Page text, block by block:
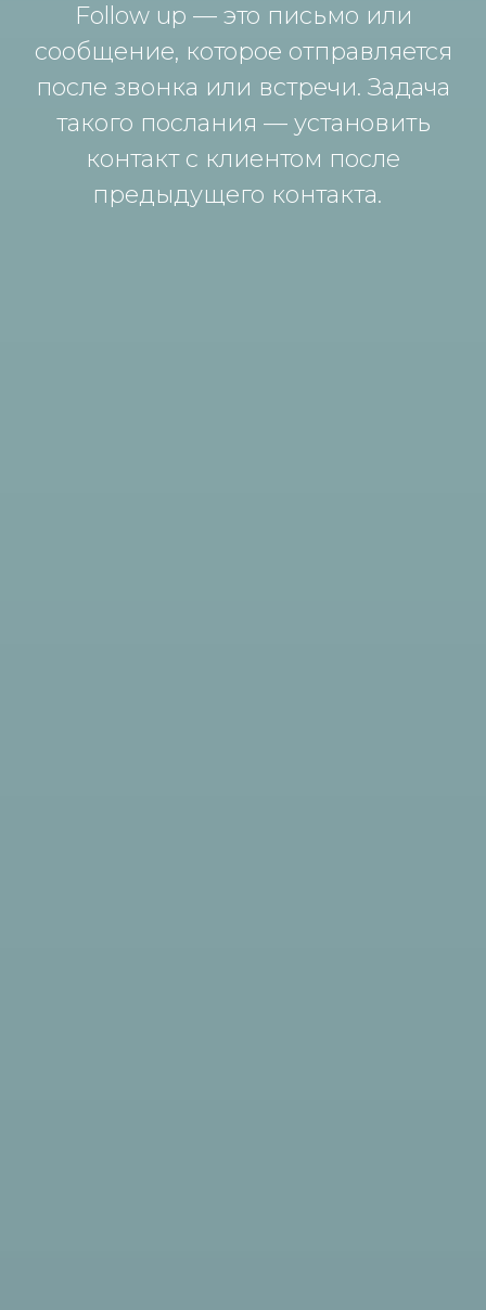
Follow up — это письмо или
сообщение, которое отправляется
после звонка или встречи. Задача
такого послания — установить
контакт с клиентом после
предыдущего контакта.